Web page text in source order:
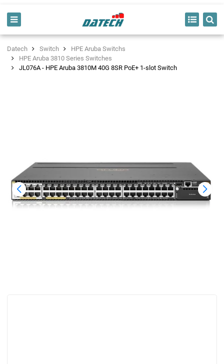
Datech Switch
HPE Aruba Switchs
HPE Aruba 3810 Series Switches
JL076A - HPE Aruba 3810M 40G 8SR PoE+ 1-slot Switch